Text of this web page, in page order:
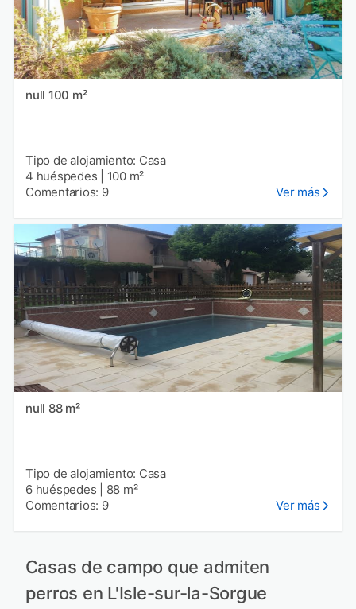
null 100 m²
Tipo de alojamiento: Casa
4 huéspedes
100 m²
Comentarios: 9
Ver más
null 88 m²
Tipo de alojamiento: Casa
6 huéspedes
88 m²
Comentarios: 9
Ver más
Casas de campo que admiten
perros en L'Isle-sur-la-Sorgue